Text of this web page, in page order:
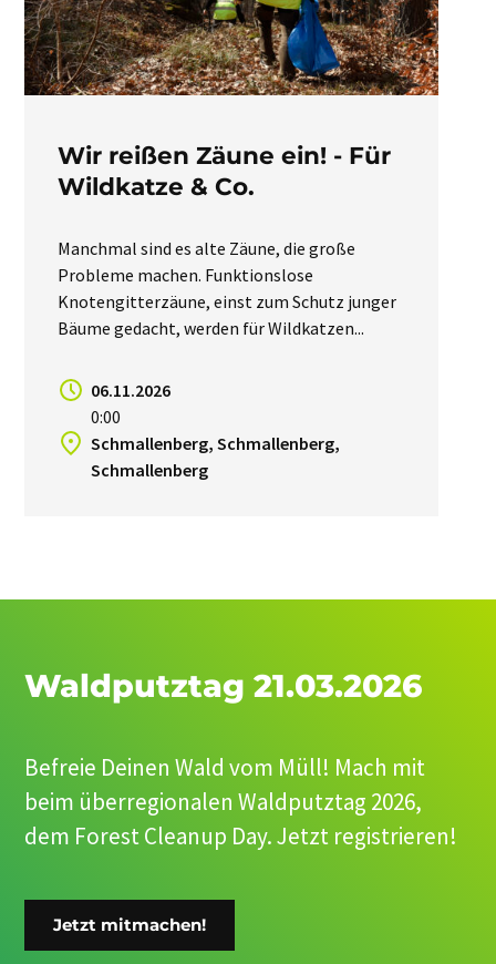
Wir reißen Zäune ein! - Für
Wildkatze & Co.
Manchmal sind es alte Zäune, die große
Probleme machen. Funktionslose
Knotengitterzäune, einst zum Schutz junger
Bäume gedacht, werden für Wildkatzen...
06.11.2026
0:00
Schmallenberg, Schmallenberg,
Schmallenberg
Waldputztag 21.03.2026
Befreie Deinen Wald vom Müll! Mach mit
beim überregionalen Waldputztag 2026,
dem Forest Cleanup Day. Jetzt registrieren!
Jetzt mitmachen!